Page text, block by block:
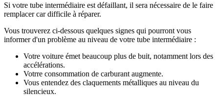
Si votre tube intermédiaire est défaillant, il sera nécessaire de le faire
remplacer car difficile à réparer.
Vous trouverez ci-dessous quelques signes qui pourront vous
informer d'un problème au niveau de votre tube intermédiaire :
Votre voiture émet beaucoup plus de buit, notamment lors des
accélérations.
Votrre consommation de carburant augmente.
Vous entendez des claquements métalliques au niveau du
silencieux.